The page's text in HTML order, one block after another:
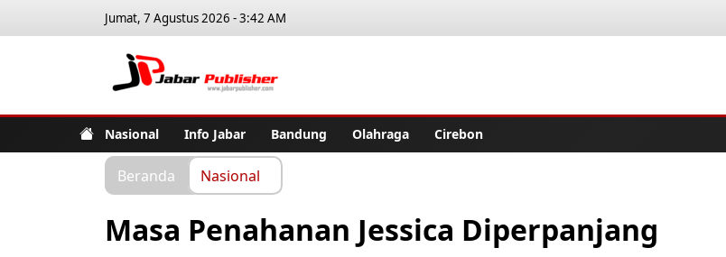
Jumat, 7 Agustus 2026 - 3:42 AM
Nasional Info Jabar Bandung Olahraga Cirebon
Beranda Nasional
Masa Penahanan Jessica Diperpanjang